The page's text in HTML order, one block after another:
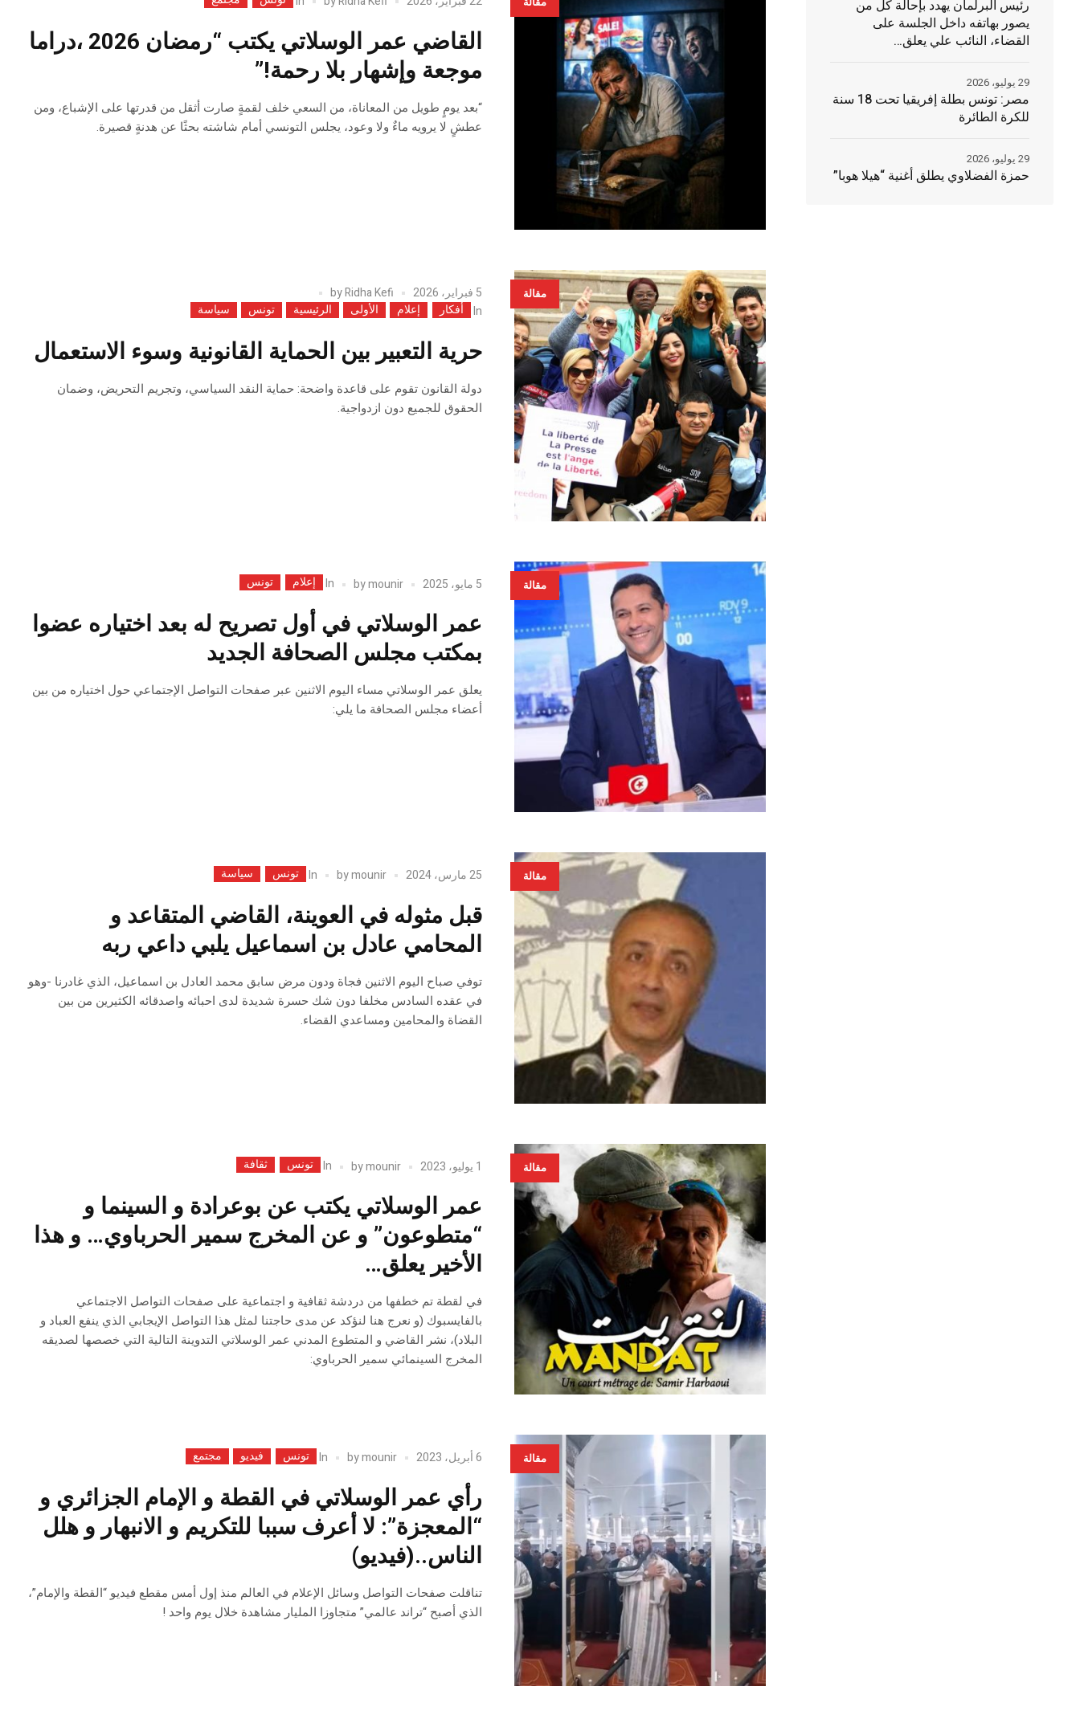
القاضي عمر الوسلاتي يكتب “رمضان 2026 ،دراما
موجعة وإشهار بلا رحمة!”
“بعد يومٍ طويل من المعاناة، من السعي خلف لقمةٍ صارت أثقل من قدرتها على الإشباع، ومن
عطشٍ لا يرويه ماءٌ ولا وعود، يجلس التونسي أمام شاشته بحثًا عن هدنةٍ قصيرة.
مقالة 5 فبراير، 2026 byRidha Kefi
In
أفكار إعلام الأولى الرئيسية تونس سياسة
حرية التعبير بين الحماية القانونية وسوء الاستعمال
دولة القانون تقوم على قاعدة واضحة: حماية النقد السياسي، وتجريم التحريض، وضمان
الحقوق للجميع دون ازدواجية.
مقالة 5 مايو، 2025 bymounir
In إعلام تونس
عمر الوسلاتي في أول تصريح له بعد اختياره عضوا
بمكتب مجلس الصحافة الجديد
يعلق عمر الوسلاتي مساء اليوم الاثنين عبر صفحات التواصل الإجتماعي حول اختياره من بين
أعضاء مجلس الصحافة ما يلي:
مقالة 25 مارس، 2024 bymounir
In تونس سياسة
قبل مثوله في العوينة، القاضي المتقاعد و
المحامي عادل بن اسماعيل يلبي داعي ربه
توفي صباح اليوم الاثنين فجاة ودون مرض سابق محمد العادل بن اسماعيل، الذي غادرنا -وهو
في عقده السادس مخلفا دون شك حسرة شديدة لدى احبائه واصدقائه الكثيرين من بين
القضاة والمحامين ومساعدي القضاء.
مقالة 1 يوليو، 2023 bymounir
In تونس ثقافة
عمر الوسلاتي يكتب عن بوعرادة و السينما و
“متطوعون” و عن المخرج سمير الحرباوي… و هذا
الأخير يعلق…
في لقطة تم خطفها من دردشة ثقافية و اجتماعية على صفحات التواصل الاجتماعي
بالفايسبوك (و نعرج هنا لنؤكد عن مدى حاجتنا لمثل هذا التواصل الإيجابي الذي ينفع العباد و
البلاد)، نشر القاضي و المتطوع المدني عمر الوسلاتي التدوينة التالية التي خصصها لصديقه
المخرج السينمائي سمير الحرباوي:
مقالة 6 أبريل، 2023 bymounir
In تونس فيديو مجتمع
رأي عمر الوسلاتي في القطة و الإمام الجزائري و
“المعجزة”: لا أعرف سببا للتكريم و الانبهار و هلل
الناس..(فيديو)
تناقلت صفحات التواصل وسائل الإعلام في العالم منذ إول أمس مقطع فيديو “القطة والإمام”،
الذي أصبح “تراند عالمي” متجاوزا المليار مشاهدة خلال يوم واحد !
رئيس البرلمان يهدد بإحالة كل من
يصور بهاتفه داخل الجلسة على
القضاء، النائب علي يعلق…
مصر: تونس بطلة إفريقيا تحت 18 سنة
للكرة الطائرة
29 يوليو، 2026
حمزة الفضلاوي يطلق أغنية “هيلا هوبا”
29 يوليو، 2026